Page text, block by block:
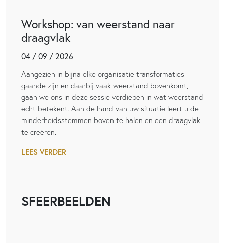
Workshop: van weerstand naar
draagvlak
04 / 09 / 2026
Aangezien in bijna elke organisatie transformaties
gaande zijn en daarbij vaak weerstand bovenkomt,
gaan we ons in deze sessie verdiepen in wat weerstand
echt betekent. Aan de hand van uw situatie leert u de
minderheidsstemmen boven te halen en een draagvlak
te creëren.
LEES VERDER
SFEERBEELDEN